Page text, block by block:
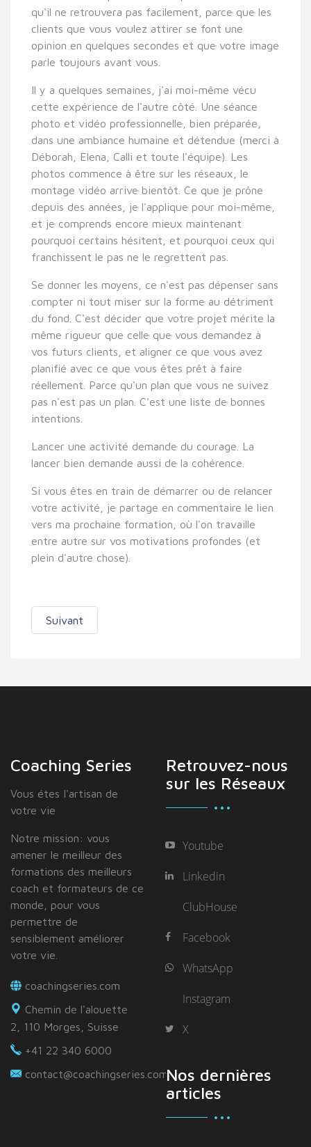
qu'il ne retrouvera pas facilement, parce que les
clients que vous voulez attirer se font une
opinion en quelques secondes et que votre image
parle toujours avant vous.
Il y a quelques semaines, j'ai moi-même vécu
cette expérience de l'autre côté. Une séance
photo et vidéo professionnelle, bien préparée,
dans une ambiance humaine et détendue (merci à
Déborah, Elena, Calli et toute l'équipe). Les
photos commence à être sur les réseaux, le
montage vidéo arrive bientôt. Ce que je prône
depuis des années, je l'applique pour moi-même,
et je comprends encore mieux maintenant
pourquoi certains hésitent, et pourquoi ceux qui
franchissent le pas ne le regrettent pas.
Se donner les moyens, ce n'est pas dépenser sans
compter ni tout miser sur la forme au détriment
du fond. C'est décider que votre projet mérite la
même rigueur que celle que vous demandez à
vos futurs clients, et aligner ce que vous avez
planifié avec ce que vous êtes prêt à faire
réellement. Parce qu'un plan que vous ne suivez
pas n'est pas un plan. C'est une liste de bonnes
intentions.
Lancer une activité demande du courage. La
lancer bien demande aussi de la cohérence.
Si vous êtes en train de démarrer ou de relancer
votre activité, je partage en commentaire le lien
vers ma prochaine formation, où l'on travaille
entre autre sur vos motivations profondes (et
plein d'autre chose).
Suivant
Coaching Series
Vous étes I'artisan de
votre vie
Notre mission: vous
amener le meilleur des
formations des meilleurs
coach et formateurs de ce
monde, pour vous
permettre de
sensiblement améliorer
votre vie.
coachingseries.com
Chemin de l'alouette
2, 110 Morges, Suisse
+41 22 340 6000
contact@coachingseries.com
Retrouvez-nous
sur les Réseaux
Youtube
Linkedin
ClubHouse
Facebook
WhatsApp
Instagram
X
Nos dernières
articles